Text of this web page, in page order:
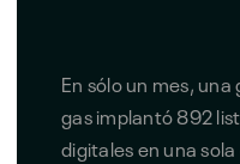
En sólo un mes,
gas implantó 892
digitales en una